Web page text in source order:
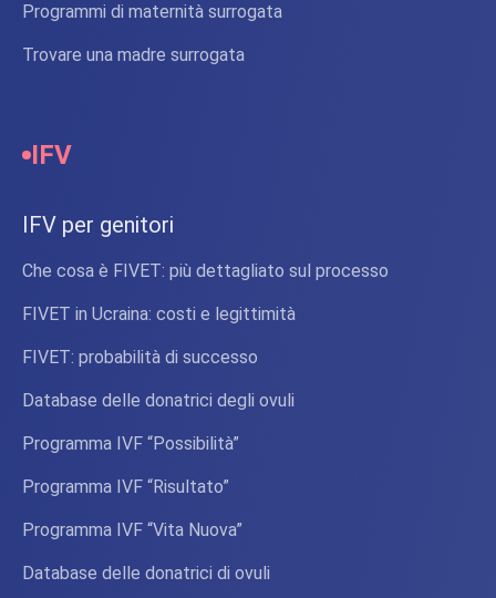
Programmi di maternità surrogata
Trovare una madre surrogata
IFV
IFV per genitori
Che cosa è FIVET: più dettagliato sul processo
FIVET in Ucraina: costi e legittimità
FIVET: probabilità di successo
Database delle donatrici degli ovuli
Programma IVF “Possibilità”
Programma IVF “Risultato”
Programma IVF “Vita Nuova”
Database delle donatrici di ovuli